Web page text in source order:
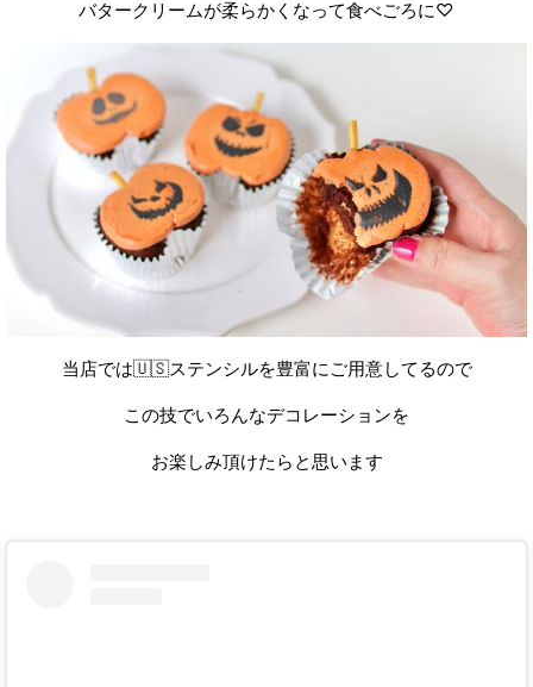
バタークリームが柔らかくなって食べごろに♡
当店では🇺🇸ステンシルを豊富にご用意してるので
この技でいろんなデコレーションを
お楽しみ頂けたらと思います